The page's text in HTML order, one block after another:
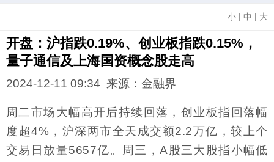
小 | 中 | 大
开盘：沪指跌0.19%、创业板指跌0.15%，
量子通信及上海国资概念股走高
2024-12-11 09:34 来源：金融界
周二市场大幅高开后持续回落，创业板指回落幅
度超4%，沪深两市全天成交额2.2万亿，较上个
交易日放量5657亿。周三，A股三大股指小幅低